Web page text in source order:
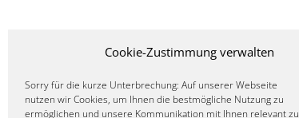
Cookie-Zustimmung verwalten
Sorry für die kurze Unterbrechung: Auf unserer Webseite
nutzen wir Cookies, um Ihnen die bestmögliche Nutzung zu
ermöglichen und unsere Kommunikation mit Ihnen relevant zu